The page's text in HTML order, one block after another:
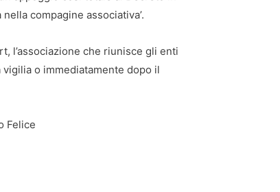
compagine associativa’.
l’associazione che riunisce gli enti
o immediatamente dopo il
Felice